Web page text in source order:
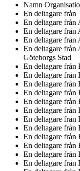
Namn
En deltagare från
En deltagare från
En deltagare från
En deltagare från
En deltagare från
Göteborgs Stad
En deltagare från
En deltagare från
En deltagare från
En deltagare från
En deltagare från
En deltagare från
En deltagare från
En deltagare från
En deltagare från
En deltagare från
En deltagare från
En deltagare från